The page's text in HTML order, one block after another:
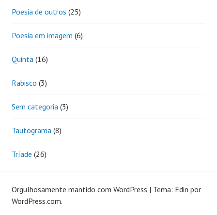
Poesia de outros (25)
Poesia em imagem (6)
Quinta (16)
Rabisco (3)
Sem categoria (3)
Tautograma (8)
Tríade (26)
Orgulhosamente mantido com WordPress | Tema: Edin por
WordPress.com.